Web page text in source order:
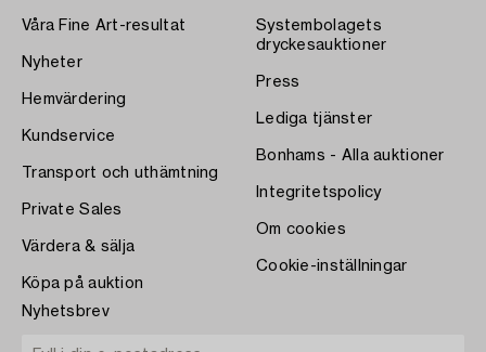
Våra Fine Art-resultat
Nyheter
Hemvärdering
Kundservice
Transport och uthämtning
Private Sales
Värdera & sälja
Köpa på auktion
Systembolagets
dryckesauktioner
Press
Lediga tjänster
Bonhams - Alla auktioner
Integritetspolicy
Om cookies
Cookie-inställningar
Nyhetsbrev